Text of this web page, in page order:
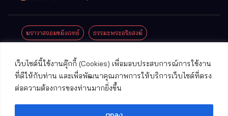
เว็บไซต์นี้ใช้งานคุ๊กกี้ (Cookies) เพื่อมอบประสบการณ์การใช้งาน
ที่ดีให้กับท่าน และเพื่อพัฒนาคุณภาพการให้บริการเว็บไซต์ที่ตรง
ต่อความต้องการของท่านมากยิ่งขึ้น
แล้ว วัดป่า
อ.แม่ริม
จ.เชียงใหม่
มณี
ฆราวาสจอมขมังเวทย์ ธรรมะพระอริยสงฆ์
ปาฏิหาริย์พระเครื่อง
พระพุทธรูปศักดิ์สิทธิ์ วัดที่สําคัญ